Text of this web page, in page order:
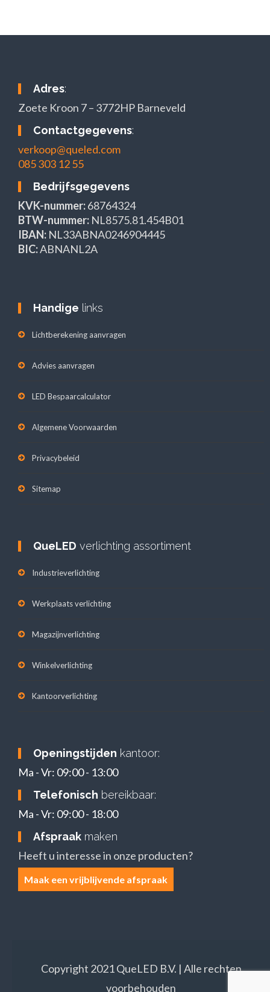
Adres:
Zoete Kroon 7 – 3772HP Barneveld
Contactgegevens:
verkoop@queled.com
085 303 12 55
Bedrijfsgegevens
KVK-nummer:68764324
BTW-nummer: NL8575.81.454B01
IBAN: NL33ABNA0246904445
BIC:ABNANL2A
Handige links
Lichtberekening aanvragen
Advies aanvragen
LED Bespaarcalculator
Algemene Voorwaarden
Privacybeleid
Sitemap
QueLED verlichting assortiment
Industrieverlichting
Werkplaats verlichting
Magazijnverlichting
Winkelverlichting
Kantoorverlichting
Openingstijden kantoor:
Ma - Vr: 09:00 - 13:00
Telefonisch bereikbaar:
Ma - Vr: 09:00 - 18:00
Afspraak maken
Heeft u interesse in onze producten?
Maak een vrijblijvende afspraak
Copyright 2021 QueLED B.V. | Alle rechten
voorbehouden